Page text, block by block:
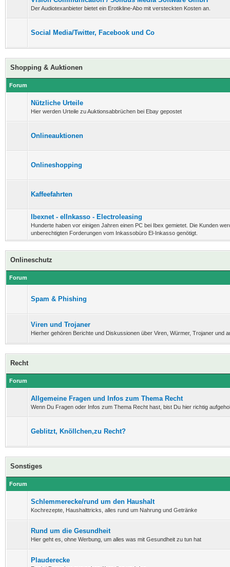
Der Audiotexanbieter bietet ein Erotikline-Abo mit versteckten Kosten an.
Social Media/Twitter, Facebook und Co
Shopping & Auktionen
Forum
Nützliche Urteile
Hier werden Urteile zu Auktionsabbrüchen bei Ebay gepostet
Onlineauktionen
Onlineshopping
Kaffeefahrten
Ibexnet - elInkasso - Electroleasing
Hunderte haben vor einigen Jahren einen PC bei Ibex gemietet. Die Kunden
unberechtigten Forderungen vom Inkassobüro El-Inkasso genötigt.
Onlineschutz
Forum
Spam & Phishing
Viren und Trojaner
Hierher gehören Berichte und Diskussionen über Viren, Würmer, Trojaner und
Recht
Forum
Allgemeine Fragen und Infos zum Thema Recht
Wenn Du Fragen oder Infos zum Thema Recht hast, bist Du hier richtig
Geblitzt, Knöllchen,zu Recht?
Sonstiges
Forum
Schlemmerecke/rund um den Haushalt
Kochrezepte, Haushalttricks, alles rund um Nahrung und Getränke
Rund um die Gesundheit
Hier geht es, ohne Werbung, um alles was mit Gesundheit zu tun hat
Plauderecke